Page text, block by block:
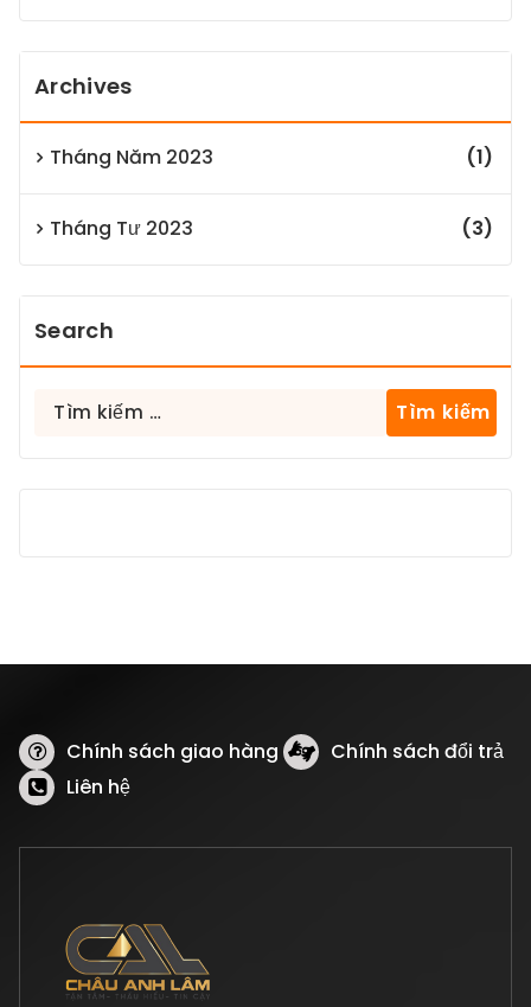
Archives
Tháng Năm 2023 (1)
Tháng Tư 2023 (3)
Search
Tìm
Chính sách giao hàng
Chính sách đổi trả
Liên hệ